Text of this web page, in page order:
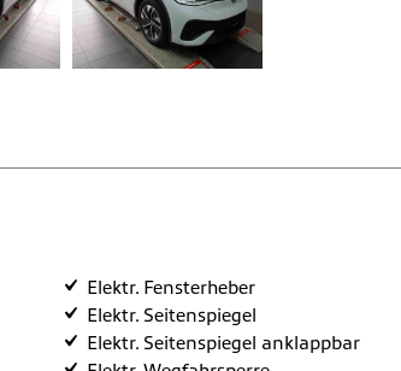
Elektr. Fensterheber
Elektr. Seitenspiegel
Elektr. Seitenspiegel anklappbar